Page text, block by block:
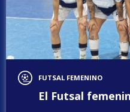
FUTSAL FEMENINO
El Futsal